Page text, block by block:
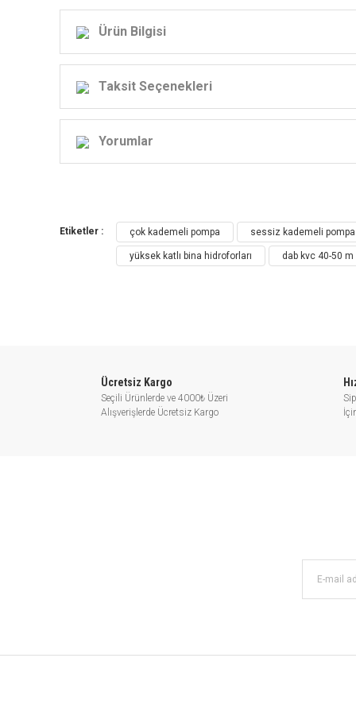
Ürün Bilgisi
istasyonlarında, tatil köylerinde
Taksit Seçenekleri
Yorumlar
Etiketler : çok kademeli pompa sessiz kademeli pompa
yüksek katlı bina hidroforları dab kvc 40-50
Ücretsiz Kargo
Seçili Ürünlerde ve 4000₺ Üzeri
Alışverişlerde Ücretsiz Kargo